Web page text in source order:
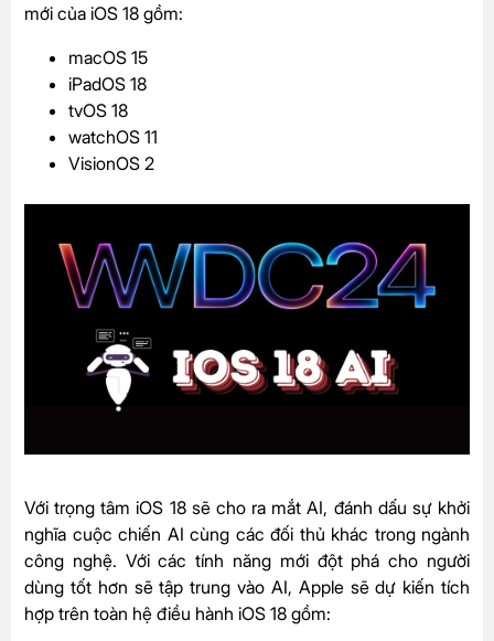
mới của iOS 18 gồm:
macOS 15
iPadOS 18
tvOS 18
watchOS 11
VisionOS 2
Với trọng tâm iOS 18 sẽ cho ra mắt AI, đánh dấu sự khởi
nghĩa cuộc chiến AI cùng các đối thủ khác trong ngành
công nghệ. Với các tính năng mới đột phá cho người
dùng tốt hơn sẽ tập trung vào AI, Apple sẽ dự kiến tích
hợp trên toàn hệ điều hành iOS 18 gồm: